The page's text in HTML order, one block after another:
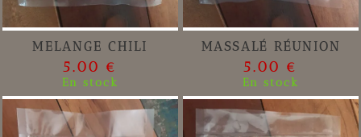
MELANGE CHILI
5.00 €
En stock
MASSALÉ RÉUNION
5.00 €
En stock